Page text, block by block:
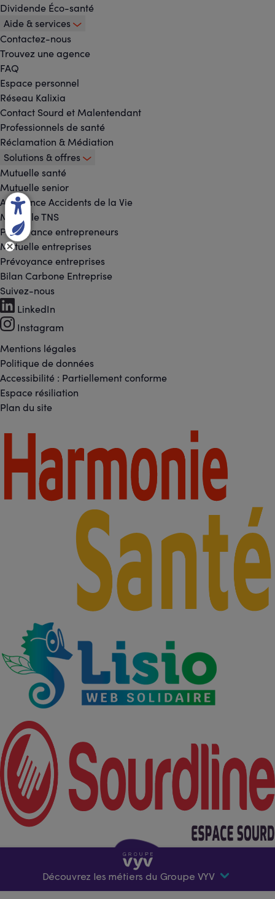
Dividende Éco-santé
Aide & services
Contactez-nous
Trouvez une agence
FAQ
Espace personnel
Réseau Kalixia
Contact Sourd et Malentendant
Professionnels de santé
Réclamation & Médiation
Solutions & offres
Mutuelle santé
Mutuelle senior
Assurance Accidents de la Vie
Mutuelle TNS
Prévoyance entrepreneurs
Mutuelle entreprises
Prévoyance entreprises
Bilan Carbone Entreprise
Footer
-
Réseaux
sociaux
Suivez-nous
LinkedIn
Instagram
Footer
-
Liens
légaux
Mentions légales
Politique de données
Accessibilité : Partiellement conforme
Espace résiliation
Plan du site
Footer
Partenaires
Découvrez les métiers du Groupe VYV